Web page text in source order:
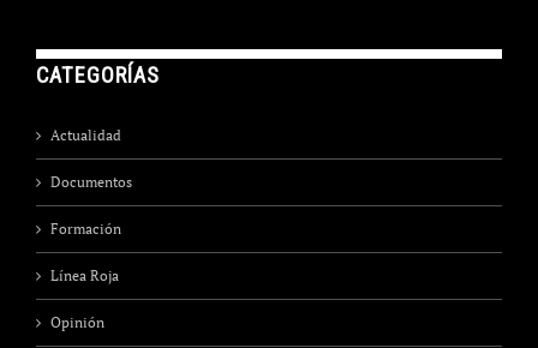
CATEGORÍAS
Actualidad
Documentos
Formación
Línea Roja
Opinión